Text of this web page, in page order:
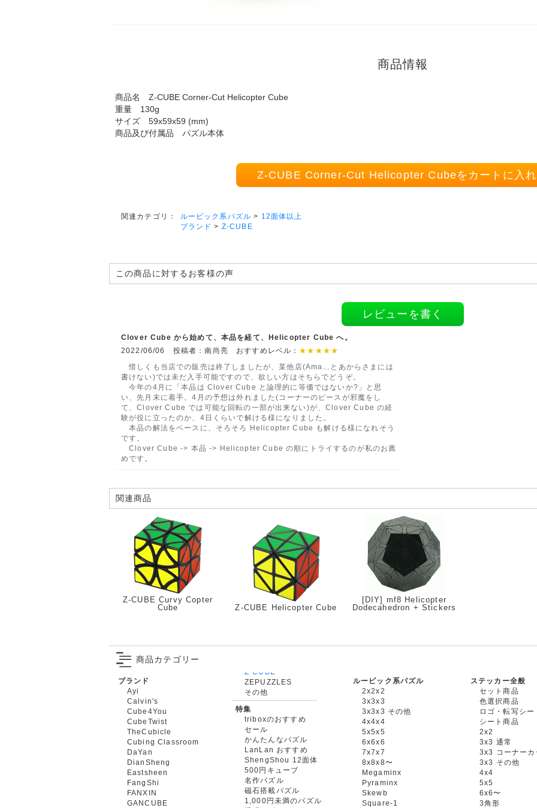
商品情報
商品名 Z-CUBE Corner-Cut Helicopter Cube
重量 130g
サイズ 59x59x59 (mm)
商品及び付属品 パズル本体
Z-CUBE Corner-Cut Helicopter Cubeをカートに入
関連カテゴリ： ルービック系パズル > 12面体以上
ブランド > Z-CUBE
この商品に対するお客様の声
レビューを書く
Clover Cube から始めて、本品を経て、Helicopter Cube へ。
2022/06/06 投稿者：南尚亮 おすすめレベル： ★★★★★
惜しくも当店での販売は終了しましたが、某他店(Ama…とあからさまには
書けない)では未だ入手可能ですので、欲しい方はそちらでどうぞ。
今年の4月に「本品は Clover Cube と論理的に等価ではないか?」と思
い、先月末に着手。4月の予想は外れました(コーナーのピースが邪魔をし
て、Clover Cube では可能な回転の一部が出来ない)が、Clover Cube の経
験が役に立ったのか、4日くらいで解ける様になりました。
本品の解法をベースに、そろそろ Helicopter Cube も解ける様になれそう
です。
Clover Cube -> 本品 -> Helicopter Cube の順にトライするのが私のお薦
めです。
関連商品
Z-CUBE Curvy Copter
Cube
Z-CUBE Helicopter Cube
[DIY] mf8 Helicopter
Dodecahedron + Stickers
商品カテゴリー
ブランド
Ayi
Calvin's
Cube4You
CubeTwist
TheCubicle
Cubing Classroom
DaYan
DianSheng
Eastsheen
FangShi
FANXIN
GANCUBE
ZEPUZZLES
その他
特集
triboxのおすすめ
セール
かんたんなパズル
LanLan おすすめ
ShengShou 12面体
500円キューブ
名作パズル
磁石搭載パズル
1,000円未満のパズル
ルービック系パズル
2x2x2
3x3x3
3x3x3 その他
4x4x4
5x5x5
6x6x6
7x7x7
8x8x8〜
Megaminx
Pyraminx
Skewb
Square-1
ステッカー全般
セット商品
色選択商品
ロゴ・転写シー
シート商品
2x2
3x3 通常
3x3 コーナーカ
3x3 その他
4x4
5x5
6x6〜
3角形